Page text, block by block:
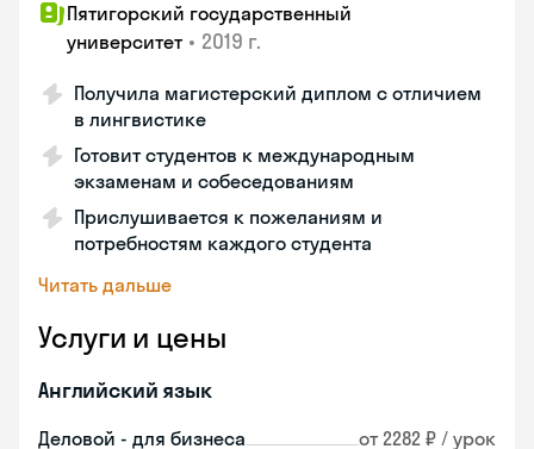
Пятигорский государственный
университет • 2019 г.
Получила магистерский диплом с отличием
в лингвистике
Готовит студентов к международным
экзаменам и собеседованиям
Прислушивается к пожеланиям и
потребностям каждого студента
Читать дальше
Услуги и цены
Английский язык
Деловой - для бизнеса от 2282 ₽ / урок